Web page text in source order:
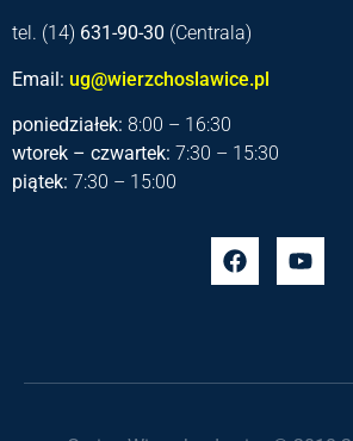
tel. (14) 631-90-30 (Centrala)
Email: ug@wierzchoslawice.pl
poniedziałek: 8:00 – 16:30
wtorek – czwartek: 7:30 – 15:30
piątek: 7:30 – 15:00